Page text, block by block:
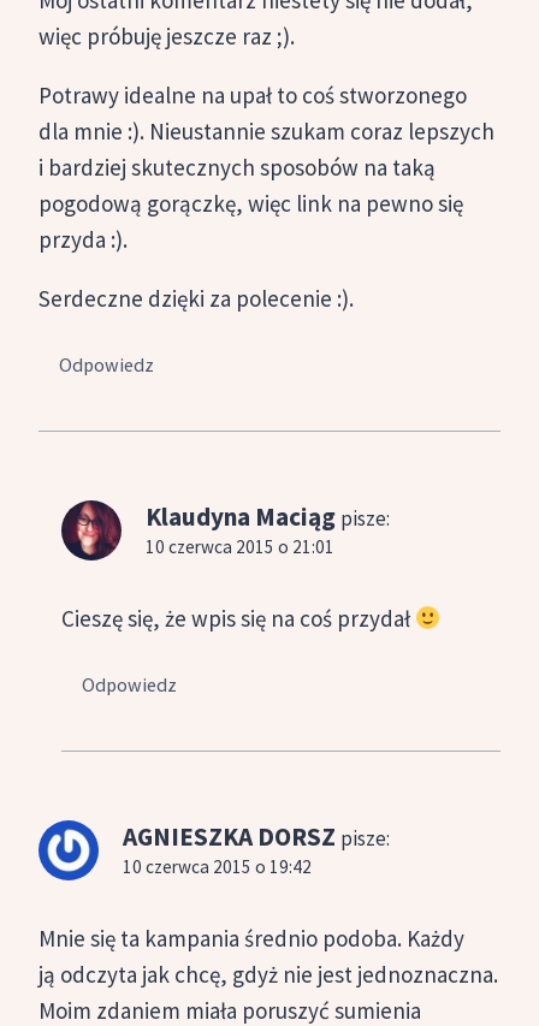
więc próbuję jeszcze raz ;).
Potrawy idealne na upał to coś stworzonego
dla mnie :). Nieustannie szukam coraz lepszych
i bardziej skutecznych sposobów na taką
pogodową gorączkę, więc link na pewno się
przyda :).
Serdeczne dzięki za polecenie :).
Odpowiedz
Klaudyna Maciąg pisze:
10 czerwca 2015 o 21:01
Cieszę się, że wpis się na coś przydał
Odpowiedz
AGNIESZKA DORSZ pisze:
10 czerwca 2015 o 19:42
Mnie się ta kampania średnio podoba. Każdy
ją odczyta jak chcę, gdyż nie jest jednoznaczna.
Moim zdaniem miała poruszyć sumienia